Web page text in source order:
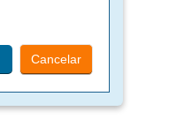
Cancelar